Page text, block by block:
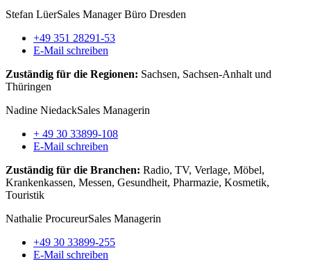
Stefan LüerSales Manager Büro Dresden
+49 351 28291-53
E-Mail schreiben
Zuständig für die Regionen: Sachsen, Sachsen-Anhalt und
Thüringen
Nadine NiedackSales Managerin
+ 49 30 33899-108
E-Mail schreiben
Zuständig für die Branchen: Radio, TV, Verlage, Möbel,
Krankenkassen, Messen, Gesundheit, Pharmazie, Kosmetik,
Touristik
Nathalie ProcureurSales Managerin
+49 30 33899-255
E-Mail schreiben